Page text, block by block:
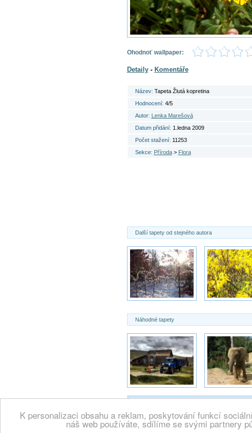
K personalizaci obsahu a reklam, poskytování funkcí
náš web používáte, sdílíme se svými partnery
Ohodnoť wallpaper:
Detaily- Komentáře
Název: Tapeta Žlutá kopretina
Hodnocení: 4/5
Autor: Lenka Marešová
Datum přidání: 1.ledna 2009
Počet stažení: 11253
Sekce: Příroda> Flora
Další tapety od stejného autora
Náhodné tapety
Copyright 2000 -Wallpaper.cz, všechna